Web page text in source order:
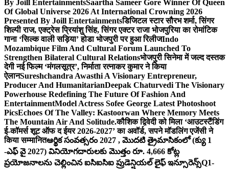
By Joill EntertainmentsSaartha Sameer Gore Winner Of Queen
Of Global Universe 2026 At International Crowning 2026
Presented By Joill Entertainmentsडिजिटल स्टार सौरभ शर्मा, सिंगर
शिल्पी राज, एक्ट्रेस प्रियांशु सिंह, सिंगर एक्टर राजा भोजपुरिया का रोमांटिक
गाना ‘सिल्क वाली सड़िया’ होडा भोजपुरी पर हुआ रिलीजIndo
Mozambique Film And Cultural Forum Launched To
Strengthen Bilateral Cultural Relationsभोजपुरी सिनेमा में जल्द दस्तक
देगी नई फिल्म ‘मंगलसूत्र’, निर्माता रत्नाकर कुमार ने किया
ऐलानSureshchandra Awasthi A Visionary Entrepreneur,
Producer And HumanitarianDeepak Chaturvedi The Visionary
Powerhouse Redefining The Future Of Fashion And
EntertainmentModel Actress Sofee George Latest Photoshoot
PicsEchoes Of The Valley: Kastoorwan Where Memory Meets
The Mountain Air And Solitude.कौशिक द्विवेदी को मिला ‘आउटस्टैंडिंग
ई-कॉमर्स शूट ऑफ द ईयर 2026-2027’ का अवॉर्ड, सपने मॉडलिंग एजेंसी ने
किया सम्मानितఆర్థిక సంవత్సరం 2027 , మొదటి త్రైమాసికంలో (క్యు 1
-ఎఫ్ వై 2027) వినియోగదారులకు మొత్తం రూ. 4,666 కోట్ల
ప్రయోజనాలను చెల్లించిన ఐసిఐసిఐ ప్రుడెన్షియల్ లైఫ్ ఇన్సూరెన్స్Q1-